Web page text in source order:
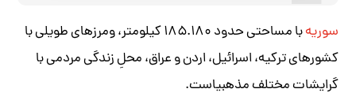
سوریه
با مساحتی حدود ۱۸۵.۱۸۰ کیلومتر، ومرزهای طویلی با
کشورهای ترکیه، اسرائیل، اردن و عراق، محلِ زندگی مردمی با
گرایشات مختلف مذهبی‎است.